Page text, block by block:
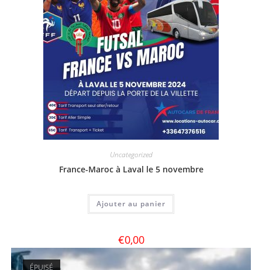
Uncategorized
France-Maroc à Laval le 5 novembre
Ajouter au panier
€0,00
ÉPUISÉ